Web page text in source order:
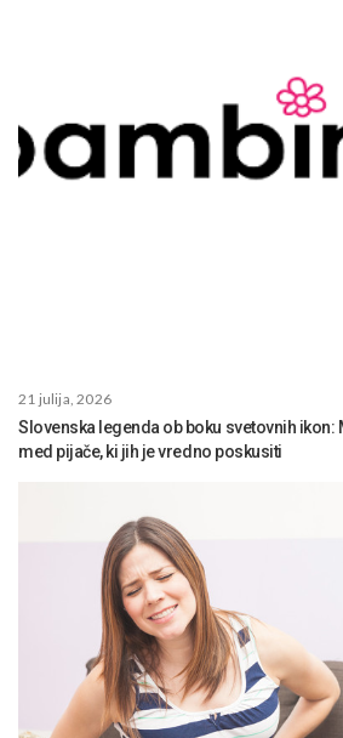
21 julija, 2026
Slovenska legenda ob boku svetovnih
med pijače, ki jih je vredno poskusiti